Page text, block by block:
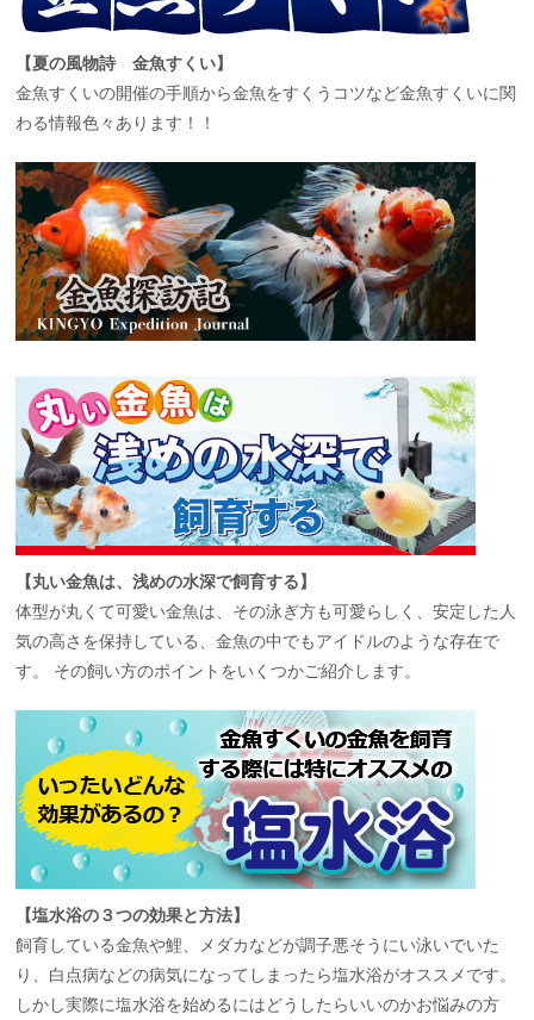
【夏の風物詩 金魚すくい】
金魚すくいの開催の手順から金魚をすくうコツなど金魚すくいに関
わる情報色々あります！！
【丸い金魚は、浅めの水深で飼育する】
体型が丸くて可愛い金魚は、その泳ぎ方も可愛らしく、安定した人
気の高さを保持している、金魚の中でもアイドルのような存在で
す。 その飼い方のポイントをいくつかご紹介します。
【塩水浴の３つの効果と方法】
飼育している金魚や鯉、メダカなどが調子悪そうにい泳いでいた
り、白点病などの病気になってしまったら塩水浴がオススメです。
しかし実際に塩水浴を始めるにはどうしたらいいのかお悩みの方